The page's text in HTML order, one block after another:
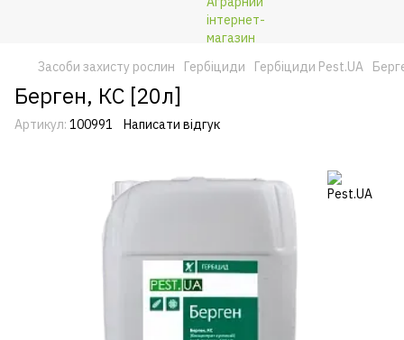
Засоби захисту рослин Гербіциди Гербіциди Pest.UA
Берген, КС [20л]
Артикул: 100991 Написати відгук